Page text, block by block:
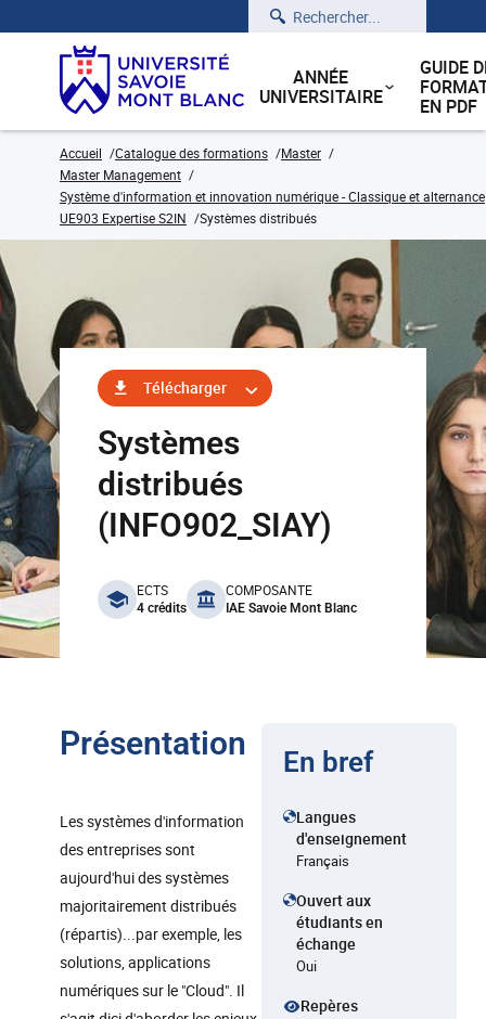
Rechercher
ANNÉE
UNIVERSITAIRE
GUIDE
EN PDF
Accueil Catalogue des formations
Master
Master Management
Système d'information et innovation numérique - Classique et alternance
UE903 Expertise S2IN
Systèmes distribués
Télécharger
Systèmes
distribués
(INFO902_SIAY)
benefits
ECTS
4 crédits
COMPOSANTE
IAE Savoie Mont Blanc
Présentation
Les systèmes d'information
des entreprises sont
aujourd'hui des systèmes
majoritairement distribués
(répartis)...par exemple, les
solutions, applications
numériques sur le "Cloud". Il
En bref
Langues
d'enseignement
Français
Ouvert aux
étudiants en
échange
Oui
Repères